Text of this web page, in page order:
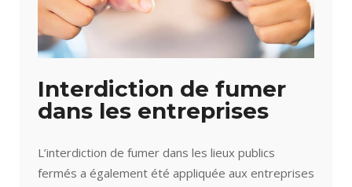
Interdiction de fumer
dans les entreprises
L’interdiction de fumer dans les lieux publics
fermés a également été appliquée aux entreprises